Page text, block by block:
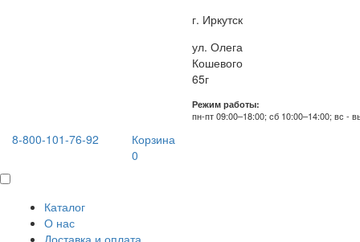
г. Иркутск
ул. Олега
Кошевого
65г
Режим работы:
пн-пт 09:00–18:00; сб 10:00–14:00; вс -
8-800-101-76-92
Корзина
0
Каталог
О нас
Доставка и оплата